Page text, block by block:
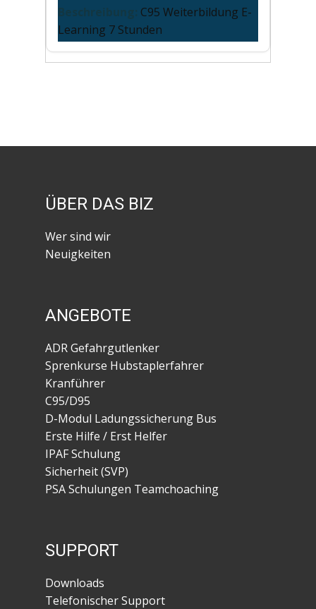
C95 Weiterbildung E-
Learning 7 Stunden
ÜBER DAS BIZ
Wer sind wir
Neuigkeiten
ANGEBOTE
ADR Gefahrgutlenker
Sprenkurse Hubstaplerfahrer
Kranführer
C95/D95
D-Modul Ladungssicherung Bus
Erste Hilfe / Erst Helfer
IPAF Schulung
Sicherheit (SVP)
PSA Schulungen Teamchoaching
SUPPORT
Downloads
Telefonischer Support